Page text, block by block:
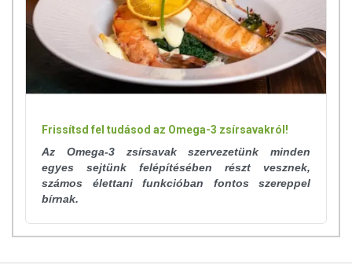
Frissítsd fel tudásod az Omega-3 zsírsavakról!
Az Omega-3 zsírsavak szervezetünk minden
egyes sejtünk felépítésében részt vesznek,
számos élettani funkcióban fontos szereppel
bírnak.